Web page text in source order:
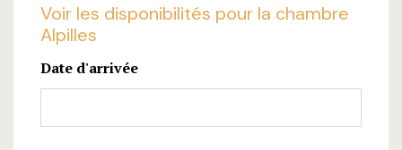
Voir les disponibilités pour la chambre
Alpilles
Date d'arrivée